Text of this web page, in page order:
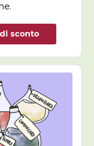
sconto